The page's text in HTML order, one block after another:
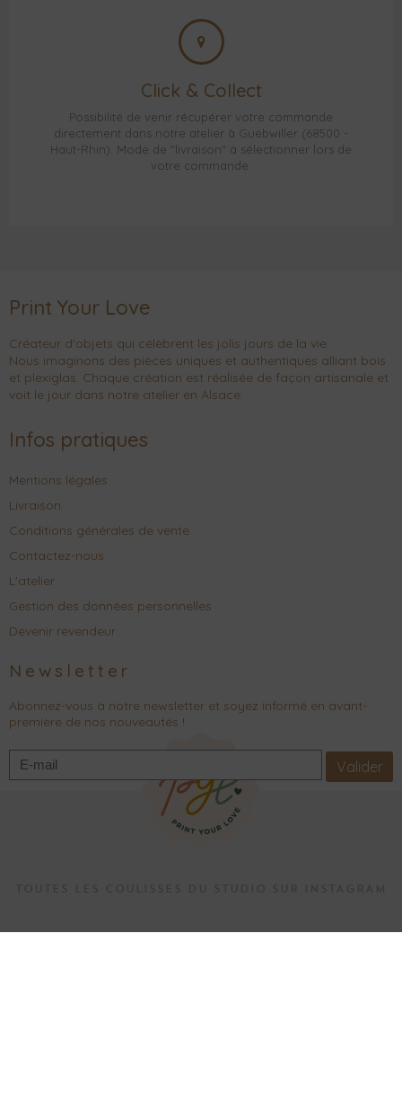
Click & Collect
Possibilité de venir récupérer votre commande
directement dans notre atelier à Guebwiller (68500 -
Haut-Rhin). Mode de "livraison" à sélectionner lors de
votre commande.
Print Your Love
Créateur d'objets qui célèbrent les jolis jours de la vie.
Nous imaginons des pièces uniques et authentiques alliant bois
et plexiglas. Chaque création est réalisée de façon artisanale et
voit le jour dans notre atelier en Alsace.
Infos pratiques
Mentions légales
Livraison
Conditions générales de vente
Contactez-nous
L'atelier
Gestion des données personnelles
Devenir revendeur
Newsletter
Abonnez-vous à notre newsletter et soyez informé en avant-
première de nos nouveautés !
Valider